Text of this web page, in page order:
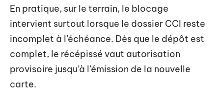
En pratique, sur le terrain, le blocage
intervient surtout lorsque le dossier CCI reste
incomplet à l’échéance. Dès que le dépôt est
complet, le récépissé vaut autorisation
provisoire jusqu’à l’émission de la nouvelle
carte.